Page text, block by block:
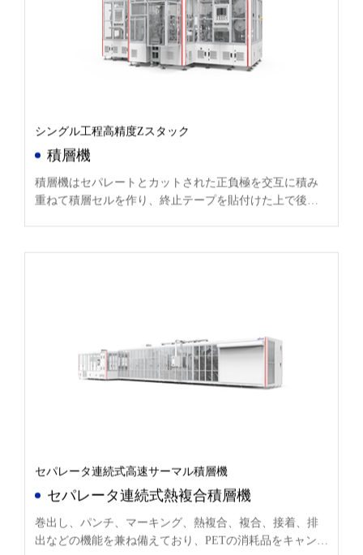
シングル工程高精度Zスタック
積層機
積層機はセパレートとカットされた正負極を交互に積み
重ねて積層セルを作り、終止テープを貼付けた上で後工
セパレータ連続式高速サーマル積層機
セパレータ連続式熱複合積層機
巻出し、パンチ、マーキング、熱複合、複合、接着、排
出などの機能を兼ね備えており、PETの消耗品をキャンセ